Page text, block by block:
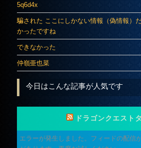
5q6d4x
騙された ここにしかない情報（偽情報）
かったですね
できなかった
仲嶺亜也菜
今日はこんな記事が人気です
ドラゴンクエスト
エラーが発生しました。フィードの配信